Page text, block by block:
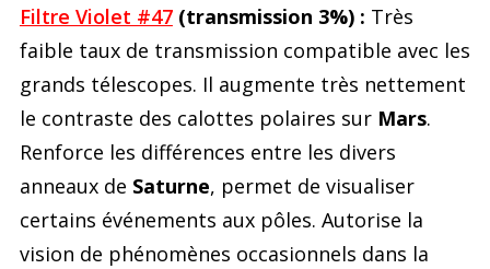
Filtre Violet #47(transmission 3%) : Très
faible taux de transmission compatible avec les
grands télescopes. Il augmente très nettement
le contraste des calottes polaires sur Mars.
Renforce les différences entre les divers
anneaux de Saturne, permet de visualiser
certains événements aux pôles. Autorise la
vision de phénomènes occasionnels dans la